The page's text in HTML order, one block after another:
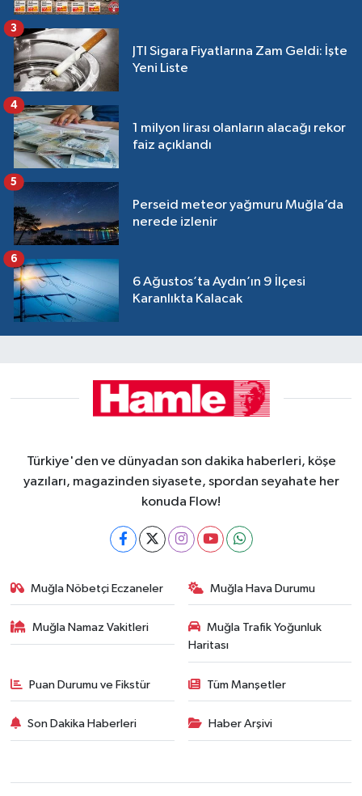
JTI Sigara Fiyatlarına Zam Geldi: İşte
Yeni Liste
3
1 milyon lirası olanların alacağı rekor
faiz açıklandı
4
Perseid meteor yağmuru Muğla’da
nerede izlenir
5
6 Ağustos’ta Aydın’ın 9 İlçesi
Karanlıkta Kalacak
6
Türkiye'den ve dünyadan son dakika haberleri, köşe
yazıları, magazinden siyasete, spordan seyahate her
konuda Flow!
Muğla Nöbetçi Eczaneler Muğla Hava Durumu
Muğla Namaz Vakitleri
Muğla Trafik Yoğunluk
Haritası
Puan Durumu ve Fikstür Tüm Manşetler
Son Dakika Haberleri Haber Arşivi